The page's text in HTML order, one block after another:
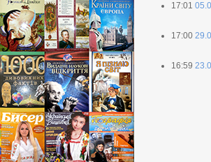
17:01
17:00
16:59